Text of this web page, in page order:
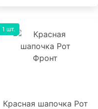
Красная шапочка Рот
1 шт.